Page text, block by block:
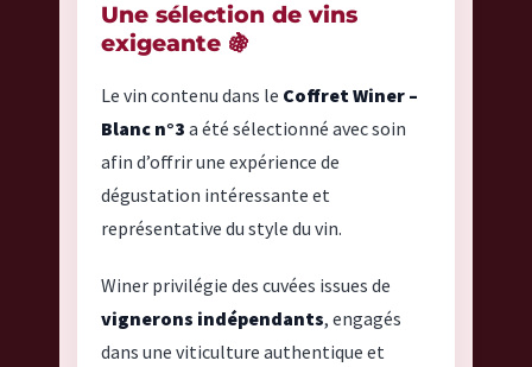
Une sélection de vins
exigeante 🍇
Le vin contenu dans le Coffret Winer –
Blanc n°3 a été sélectionné avec soin
afin d’offrir une expérience de
dégustation intéressante et
représentative du style du vin.
Winer privilégie des cuvées issues de
vignerons indépendants, engagés
dans une viticulture authentique et